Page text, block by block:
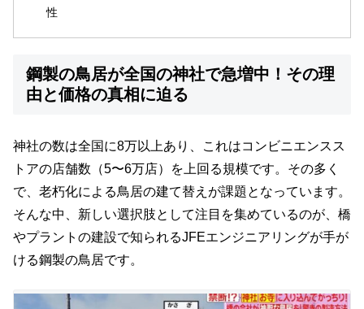
性
鋼製の鳥居が全国の神社で急増中！その理
由と価格の真相に迫る
神社の数は全国に8万以上あり、これはコンビニエンスス
トアの店舗数（5〜6万店）を上回る規模です。その多く
で、老朽化による鳥居の建て替えが課題となっています。
そんな中、新しい選択肢として注目を集めているのが、橋
やプラントの建設で知られるJFEエンジニアリングが手が
ける鋼製の鳥居です。